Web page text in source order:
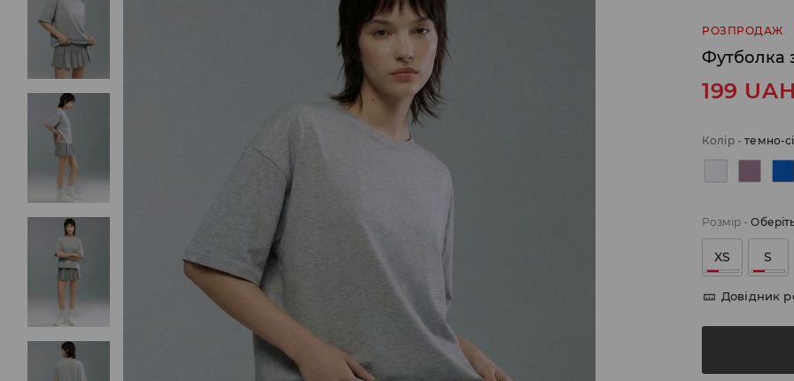
РОЗПРОДАЖ
Футболка
199 UAH
Колір-темно-
Розмір-
XS S
Довідник